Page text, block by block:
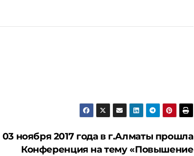
03 ноября 2017 года в г.Алматы прошла
Конференция на тему «Повышение